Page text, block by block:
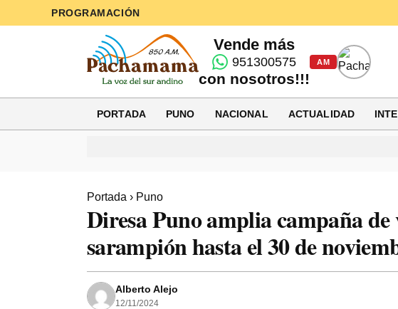
PROGRAMACIÓN
Vende más
951300575
con nosotros!!!
AM
PORTADA PUNO NACIONAL ACTUALIDAD
Portada › Puno
Diresa Puno amplia campaña
sarampión hasta el 30 de
Alberto Alejo
12/11/2024